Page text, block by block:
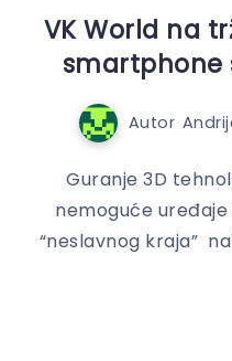
VK World na
smartphone
Autor
Guranje 3D
nemoguće
“neslavnog kraja”